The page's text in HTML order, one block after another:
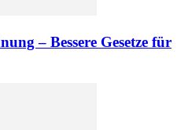
– Bessere Gesetze für